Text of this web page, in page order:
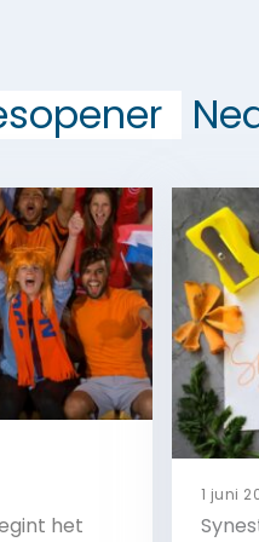
het
1 juni